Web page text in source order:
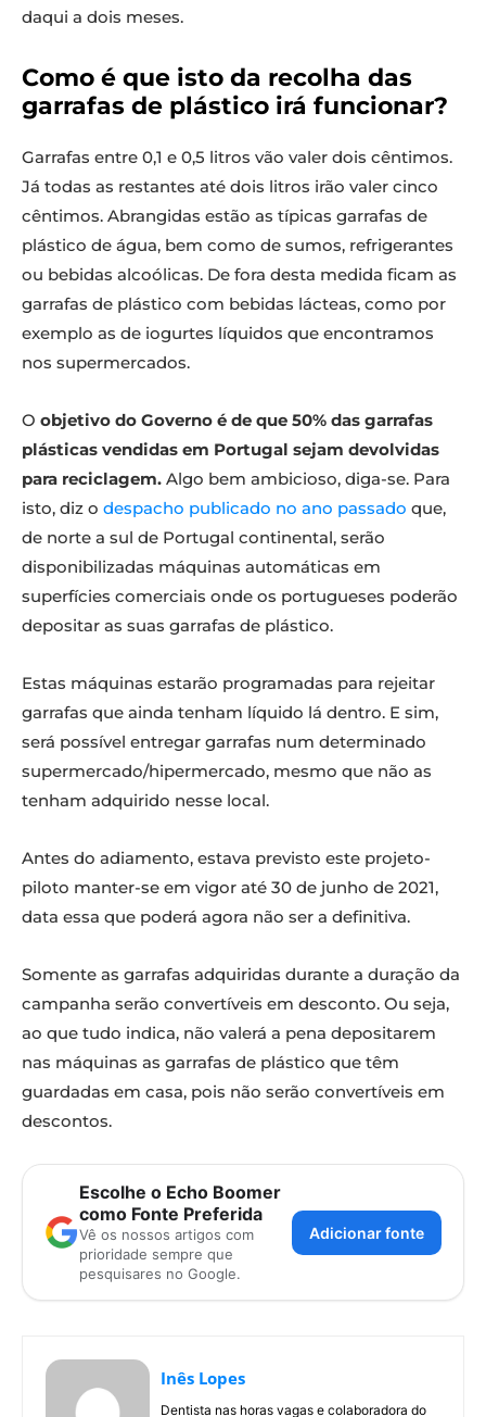
daqui a dois meses.
Como é que isto da recolha das
garrafas de plástico irá funcionar?
Garrafas entre 0,1 e 0,5 litros vão valer dois cêntimos.
Já todas as restantes até dois litros irão valer cinco
cêntimos. Abrangidas estão as típicas garrafas de
plástico de água, bem como de sumos, refrigerantes
ou bebidas alcoólicas. De fora desta medida ficam as
garrafas de plástico com bebidas lácteas, como por
exemplo as de iogurtes líquidos que encontramos
nos supermercados.
O objetivo do Governo é de que 50% das garrafas
plásticas vendidas em Portugal sejam devolvidas
para reciclagem. Algo bem ambicioso, diga-se. Para
isto, diz o despacho publicado no ano passado que,
de norte a sul de Portugal continental, serão
disponibilizadas máquinas automáticas em
superfícies comerciais onde os portugueses poderão
depositar as suas garrafas de plástico.
Estas máquinas estarão programadas para rejeitar
garrafas que ainda tenham líquido lá dentro. E sim,
será possível entregar garrafas num determinado
supermercado/hipermercado, mesmo que não as
tenham adquirido nesse local.
Antes do adiamento, estava previsto este projeto-
piloto manter-se em vigor até 30 de junho de 2021,
data essa que poderá agora não ser a definitiva.
Somente as garrafas adquiridas durante a duração da
campanha serão convertíveis em desconto. Ou seja,
ao que tudo indica, não valerá a pena depositarem
nas máquinas as garrafas de plástico que têm
guardadas em casa, pois não serão convertíveis em
descontos.
Escolhe o Echo Boomer
como Fonte Preferida
Vê os nossos artigos com
prioridade sempre que
pesquisares no Google.
Adicionar fonte
Inês Lopes
Dentista nas horas vagas e colaboradora do